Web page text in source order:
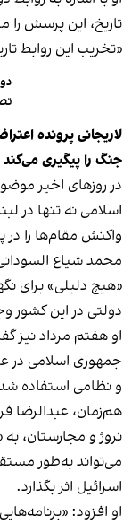
تاریخ، این پرسش را
«تخریب این روابط
لاریجانی پرونده
جنگ را پیگیری می‌کند
در روزهای اخیر
اسلامی نه تنها در
واکنش مقام‌ها را
«هیچ دلیلی» برای
دولتی در این کشور
او هفتم مرداد نیز
و نظامی استفاده
هم‌زمان، عبدالرضا
نروژ و مجارستان،
می‌تواند به‌طور
اسرائیل اثر بگذارد.
او افزود: